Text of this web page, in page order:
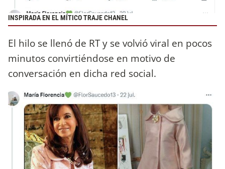
INSPIRADA EN EL MÍTICO TRAJE CHANEL
El hilo se llenó de RT y se volvió viral en pocos
minutos convirtiéndose en motivo de
conversación en dicha red social.